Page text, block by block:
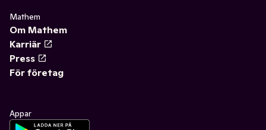
Mathem
Om Mathem
Karriär
Press
För företag
Appar